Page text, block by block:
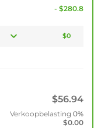
- $280.8
$0
$56.94
Verkoopbelasting 0%
$0.00